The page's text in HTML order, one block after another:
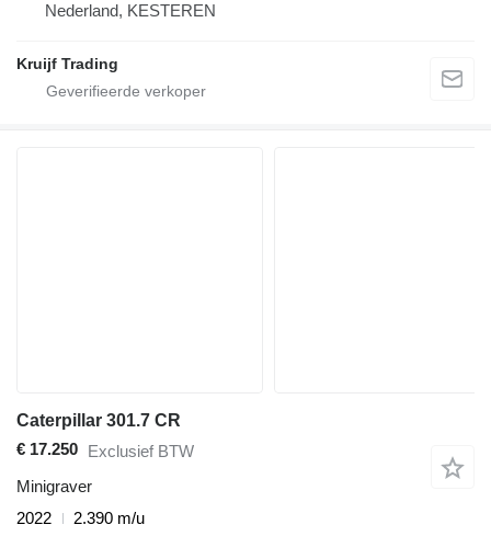
Nederland, KESTEREN
Kruijf Trading
Caterpillar 301.7 CR
€ 17.250 Exclusief BTW
Minigraver
2022
2.390 m/u